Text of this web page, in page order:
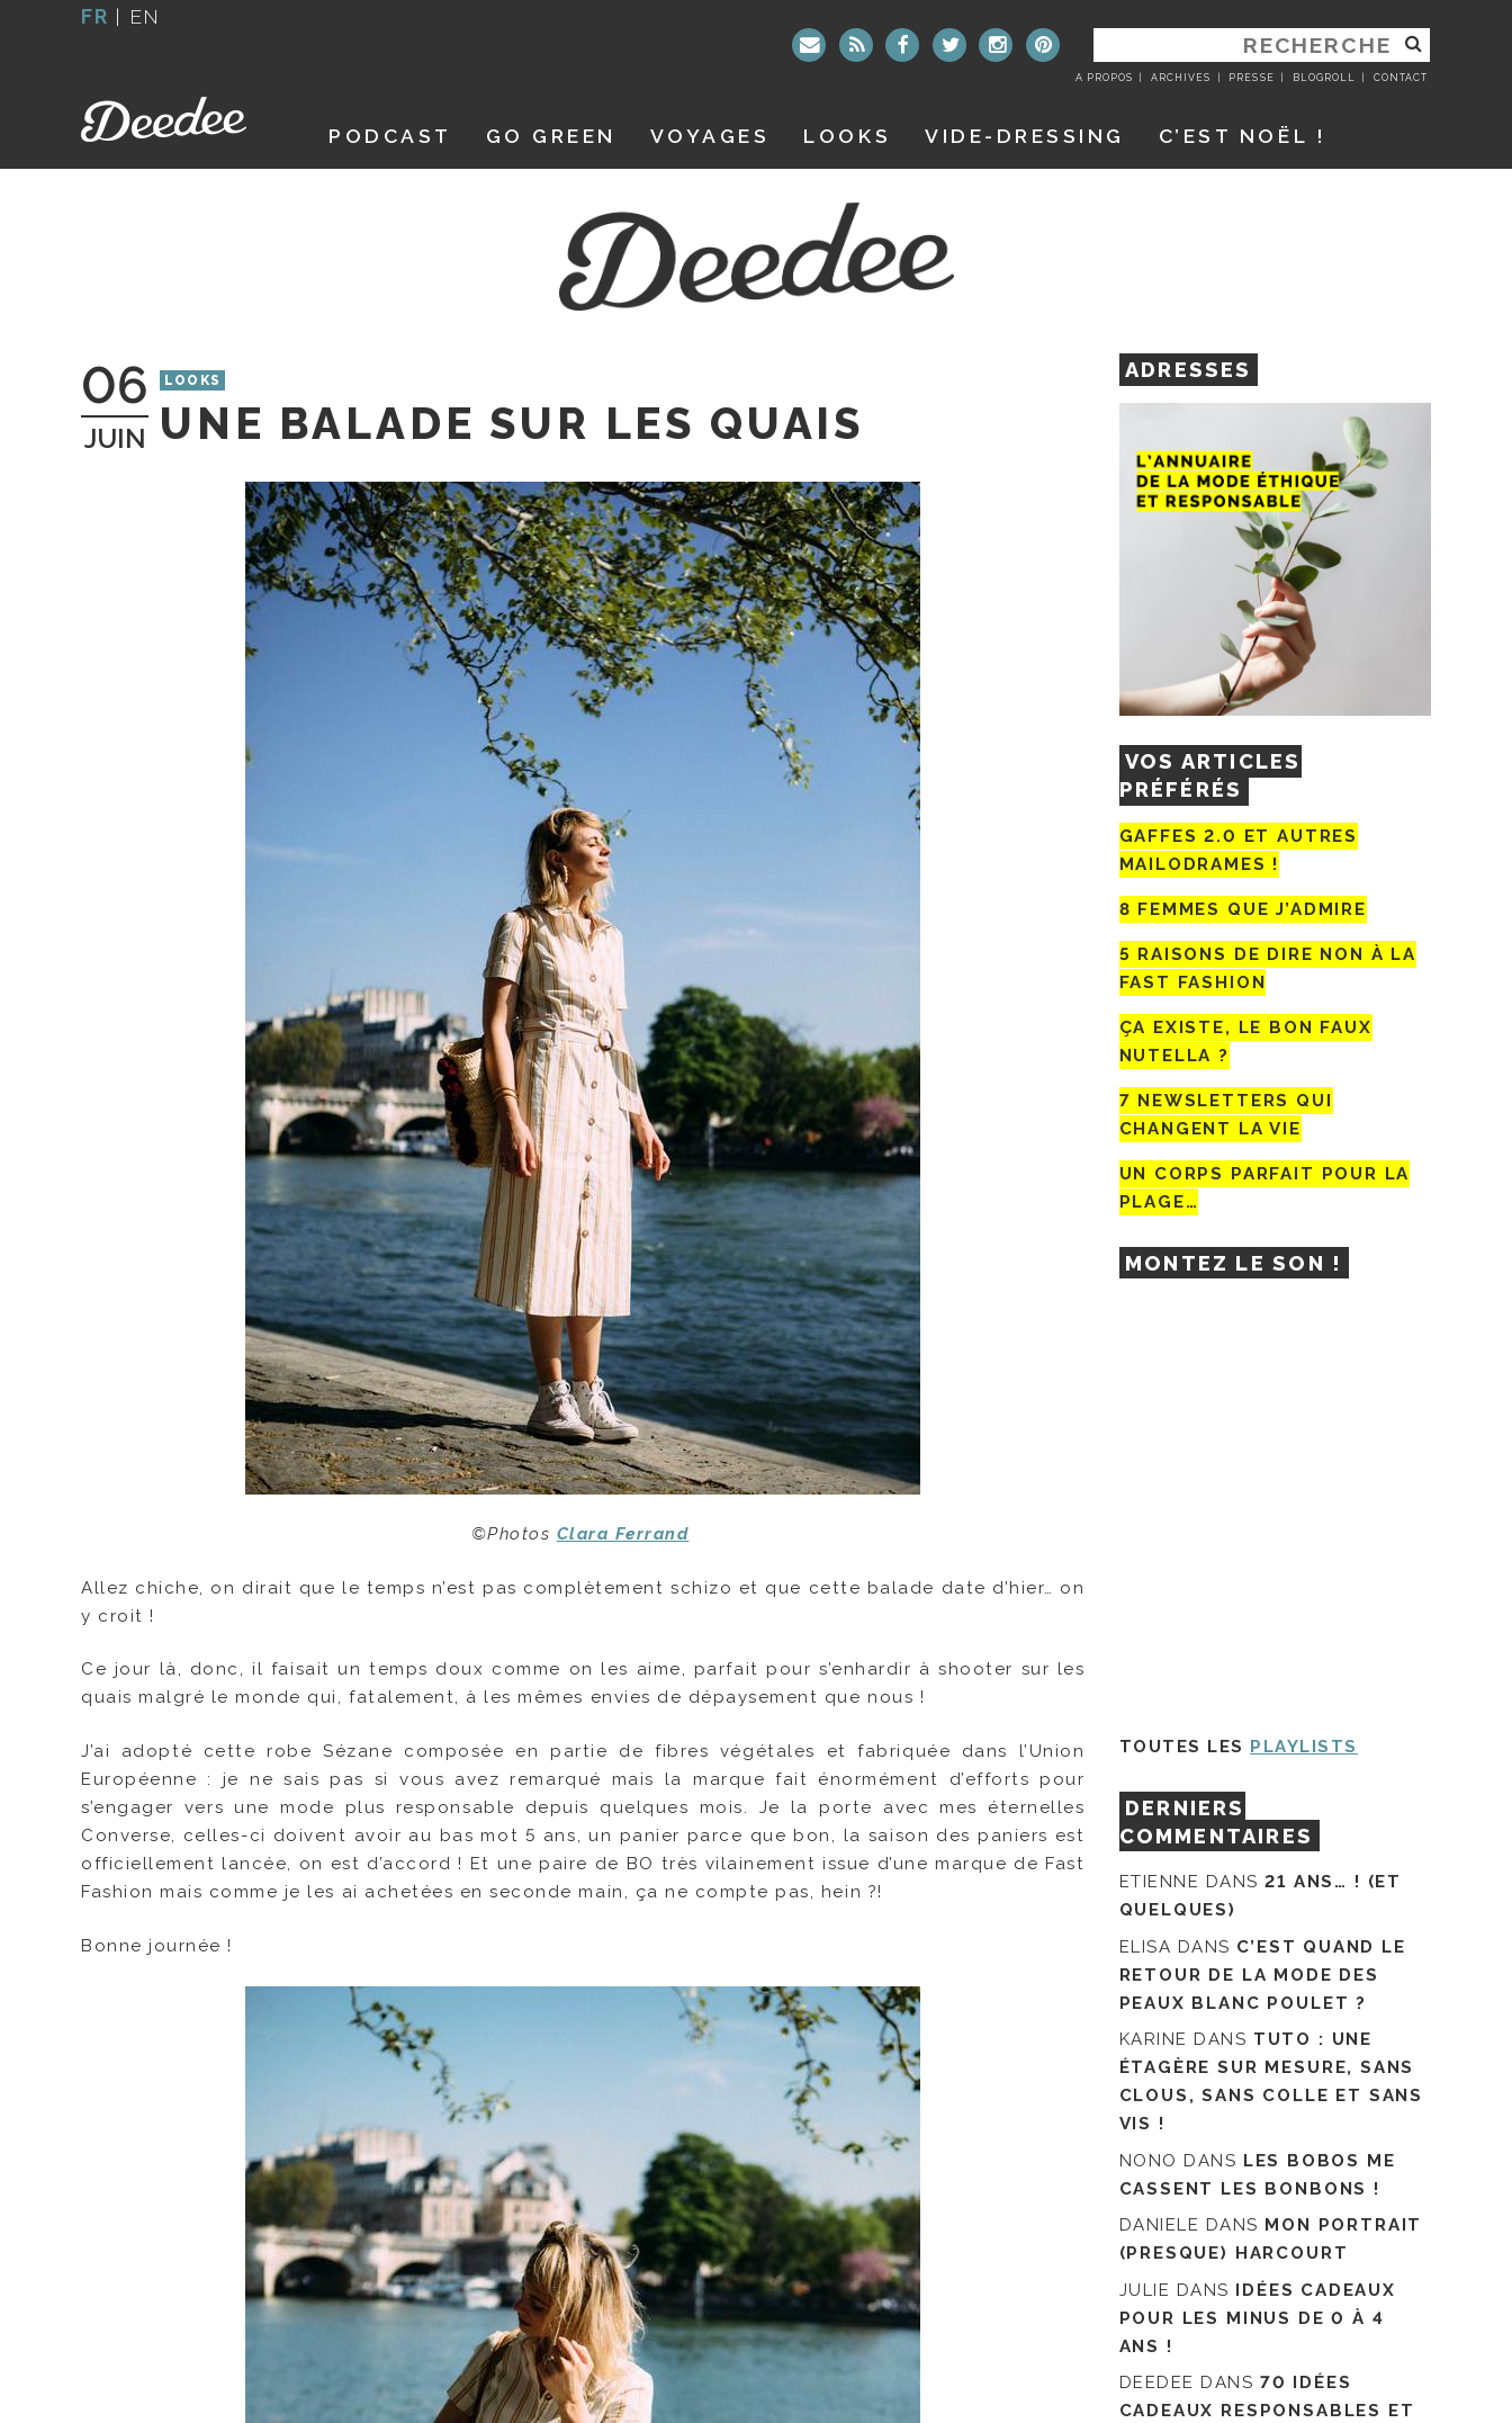
FR | EN
RECHERCHER
:
A PROPOS ARCHIVES PRESSE BLOGROLL CONTACT
PODCAST GO GREEN VOYAGES LOOKS VIDE-DRESSING C’EST NOËL !
06
JUIN
LOOKS
UNE BALADE SUR LES QUAIS
©Photos Clara Ferrand
Allez chiche, on dirait que le temps n’est pas complètement schizo et que cette balade date d’hier… on
y croit !
Ce jour là, donc, il faisait un temps doux comme on les aime, parfait pour s’enhardir à shooter sur les
quais malgré le monde qui, fatalement, à les mêmes envies de dépaysement que nous !
J’ai adopté cette robe Sézane composée en partie de fibres végétales et fabriquée dans l’Union
Européenne : je ne sais pas si vous avez remarqué mais la marque fait énormément d’efforts pour
s’engager vers une mode plus responsable depuis quelques mois. Je la porte avec mes éternelles
Converse, celles-ci doivent avoir au bas mot 5 ans, un panier parce que bon, la saison des paniers est
officiellement lancée, on est d’accord ! Et une paire de BO très vilainement issue d’une marque de Fast
Fashion mais comme je les ai achetées en seconde main, ça ne compte pas, hein ?!
Bonne journée !
ADRESSES
VOS ARTICLES
PRÉFÉRÉS
GAFFES 2.0 ET AUTRES
MAILODRAMES !
8 FEMMES QUE J’ADMIRE
5 RAISONS DE DIRE NON À LA
FAST FASHION
ÇA EXISTE, LE BON FAUX
NUTELLA ?
7 NEWSLETTERS QUI
CHANGENT LA VIE
UN CORPS PARFAIT POUR LA
PLAGE…
MONTEZ LE SON !
TOUTES LES PLAYLISTS
DERNIERS
COMMENTAIRES
ETIENNE DANS21 ANS… ! (ET
QUELQUES)
ELISA DANS C’EST QUAND LE
RETOUR DE LA MODE DES
PEAUX BLANC POULET ?
KARINE DANS TUTO : UNE
ÉTAGÈRE SUR MESURE, SANS
CLOUS, SANS COLLE ET SANS
VIS !
NONO DANS LES BOBOS ME
CASSENT LES BONBONS !
DANIELE DANS MON PORTRAIT
(PRESQUE) HARCOURT
JULIE DANS IDÉES CADEAUX
POUR LES MINUS DE 0 À 4
ANS !
DEEDEE DANS 70 IDÉES
CADEAUX RESPONSABLES ET